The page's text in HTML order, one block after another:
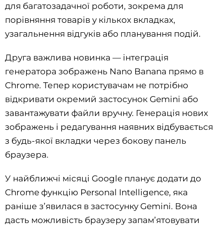
для багатозадачної роботи, зокрема для
порівняння товарів у кількох вкладках,
узагальнення відгуків або планування подій.
Друга важлива новинка — інтеграція
генератора зображень Nano Banana прямо в
Chrome. Тепер користувачам не потрібно
відкривати окремий застосунок Gemini або
завантажувати файли вручну. Генерація нових
зображень і редагування наявних відбувається
з будь-якої вкладки через бокову панель
браузера.
У найближчі місяці Google планує додати до
Chrome функцію Personal Intelligence, яка
раніше з’явилася в застосунку Gemini. Вона
дасть можливість браузеру запам’ятовувати